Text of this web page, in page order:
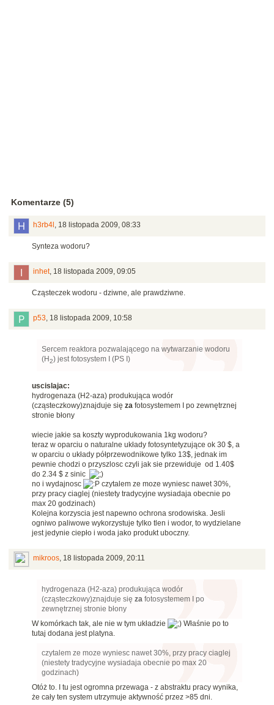
Komentarze (5)
h3rb4l 18 listopada 2009, 08:33
Synteza wodoru?
inhet, 18 listopada 2009, 09:05
Cząsteczek wodoru - dziwne, ale prawdziwne.
p53 18 listopada 2009, 10:58
Sercem reaktora pozwalającego na wytwarzanie wodoru
(H2) jest fotosystem I (PS I)
uscislajac:
hydrogenaza (H2-aza) produkująca wodór
(cząsteczkowy)znajduje się za fotosystemem I po zewnętrznej
stronie błony
wiecie jakie sa koszty wyprodukowania 1kg wodoru?
teraz w oparciu o naturalne układy fotosyntetyzujące ok 30 $, a
w oparciu o układy półprzewodnikowe tylko 13$, jednak im
pewnie chodzi o przyszlosc czyli jak sie przewiduje od 1.40$
do 2.34 $ z sinic
no i wydajnosc
czytalem ze moze wyniesc nawet 30%,
przy pracy ciaglej (niestety tradycyjne wysiadaja obecnie po
max 20 godzinach)
Kolejna korzyscia jest napewno ochrona srodowiska. Jesli
ogniwo paliwowe wykorzystuje tylko tlen i wodor, to wydzielane
jest jedynie ciepło i woda jako produkt uboczny.
mikroos, 18 listopada 2009, 20:11
hydrogenaza (H2-aza) produkująca wodór
(cząsteczkowy)znajduje się za fotosystemem I po
zewnętrznej stronie błony
W komórkach tak, ale nie w tym układzie
Właśnie po to
tutaj dodana jest platyna.
czytalem ze moze wyniesc nawet 30%, przy pracy ciaglej
(niestety tradycyjne wysiadaja obecnie po max 20
godzinach)
Otóż to. I tu jest ogromna przewaga - z abstraktu pracy wynika,
że cały ten system utrzymuje aktywność przez >85 dni.